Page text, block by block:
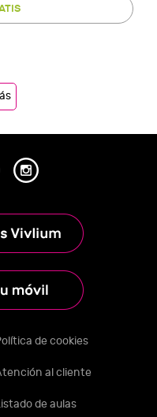
de cookies
al cliente
de aulas